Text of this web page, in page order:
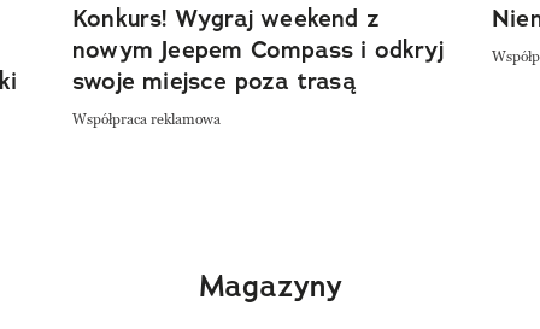
Konkurs! Wygraj weekend z
nowym Jeepem Compass i odkryj
swoje miejsce poza trasą
Współpraca reklamowa
Magazyny